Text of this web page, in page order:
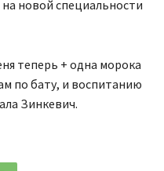
новой специальности
теперь + одна морока
по бату, и воспитанию
Зинкевич.